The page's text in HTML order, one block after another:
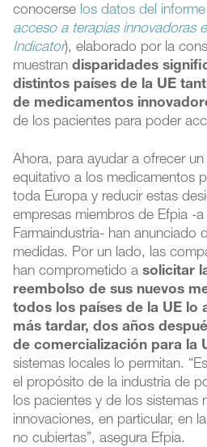
conocerse los datos del
acceso a terapias innovadoras
Indicator), elaborado por la
muestrandisparidades
distintos países de la UE
de medicamentos
de los pacientes para poder
Ahora, para ayudar a ofrecer
equitativo a los medicamentos
toda Europa y reducir estas
empresas miembros de Efpia -
Farmaindustria- han anunciado
medidas. Por un lado, las
han comprometido asolicitar
reembolso de sus nuevos
todos los países de la UE lo
más tardar, dos años
de comercialización para la
sistemas locales lo permitan.
el propósito de la industria de
los pacientes y de los sistemas
innovaciones, en particular, en
no cubiertas”, asegura Efpia.